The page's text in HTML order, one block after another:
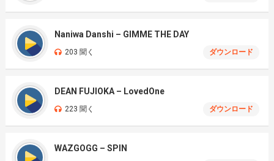
Naniwa Danshi – GIMME THE DAY
203 聞く ダウンロード
DEAN FUJIOKA – LovedOne
223 聞く ダウンロード
WAZGOGG – SPIN